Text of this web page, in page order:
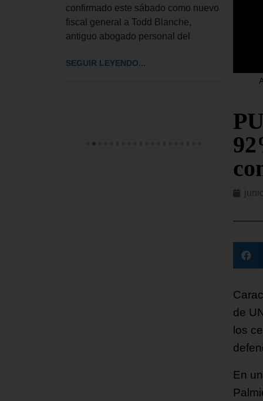
confirmado este sábado como nuevo
fiscal general a Todd Blanche,
antiguo abogado personal del
SEGUIR LEYENDO...
de
los
En